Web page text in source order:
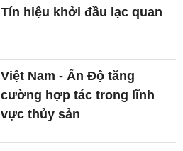
Tín hiệu khởi đầu lạc quan
Việt Nam - Ấn Độ tăng
cường hợp tác trong lĩnh
vực thủy sản